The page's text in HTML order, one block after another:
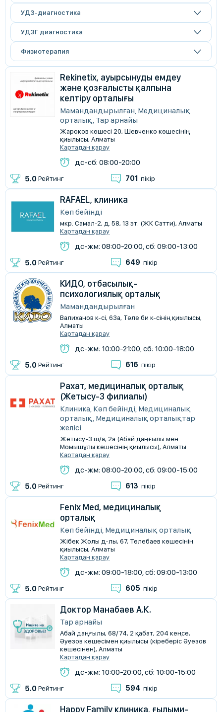
УДЗ-диагностика
УДЗГ диагностика
Физиотерапия
Rekinetix, ауырсынуды емдеу
және қозғалысты қалпына
келтіру орталығы
Мамандандырылған, Медициналық
орталық, Тар арнайы
Жароков көшесі 20, Шевченко көшесінің
қиылысы, Алматы
Картадан қарау
дс-сб: 08:00-20:00
5.0 Рейтинг 701 пікір
RAFAEL, клиника
Көп бейінді
мкр. Самал-2, д. 58, 13 эт. (ЖК Сатти), Алматы
Картадан қарау
дс-жм: 08:00-20:00, сб: 09:00-13:00
5.0 Рейтинг 649 пікір
КИДО, отбасылық-
психологиялық орталық
Мамандандырылған
Валиханов к-сі, 63а, Төле би к-сінің қиылысы,
Алматы
Картадан қарау
дс-жм: 10:00-21:00, сб: 10:00-18:00
5.0 Рейтинг 616 пікір
Рахат, медициналық орталық
(Жетысу-3 филиалы)
Клиника, Көп бейінді, Медициналық
орталық, Медициналық орталықтар
желісі
Жетысу-3 ш/а, 2а (Абай даңғылы мен
Момышұлы көшесінің қиылысы), Алматы
Картадан қарау
дс-жм: 08:00-20:00, сб: 09:00-15:00
5.0 Рейтинг 613 пікір
Fenix Med, медициналық
орталық
Көп бейінді, Медициналық орталық
Жібек Жолы д-лы, 67, Төлебаев көшесінің
қиылысы, Алматы
Картадан қарау
дс-жм: 09:00-18:00, сб: 09:00-13:00
5.0 Рейтинг 605 пікір
Доктор Манабаев А.К.
Тар арнайы
Абай даңғылы, 68/74, 2 қабат, 204 кеңсе,
Әуезов көшесімен қиылысы (кіреберіс Әуезов
көшесінен), Алматы
Картадан қарау
дс-жм: 10:00-20:00, сб: 10:00-15:00
5.0 Рейтинг 594 пікір
Happy Family клиника, ғылыми-